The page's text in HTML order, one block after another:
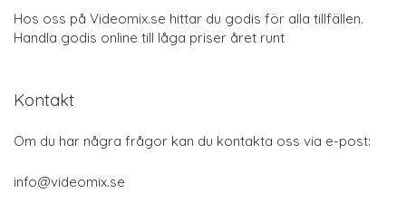
Hos oss på Videomix.se hittar du godis för alla tillfällen.
Handla godis online till låga priser året runt
Kontakt
Om du har några frågor kan du kontakta oss via e-post:
info@videomix.se